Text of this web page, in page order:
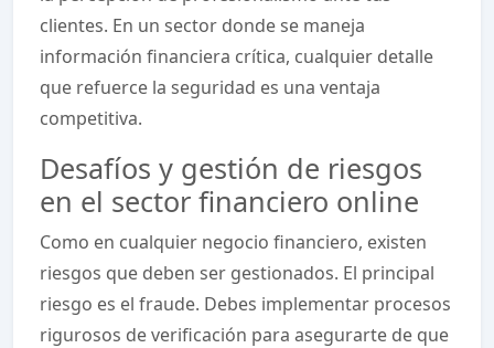
clientes. En un sector donde se maneja
información financiera crítica, cualquier detalle
que refuerce la seguridad es una ventaja
competitiva.
Desafíos y gestión de riesgos
en el sector financiero online
Como en cualquier negocio financiero, existen
riesgos que deben ser gestionados. El principal
riesgo es el fraude. Debes implementar procesos
rigurosos de verificación para asegurarte de que